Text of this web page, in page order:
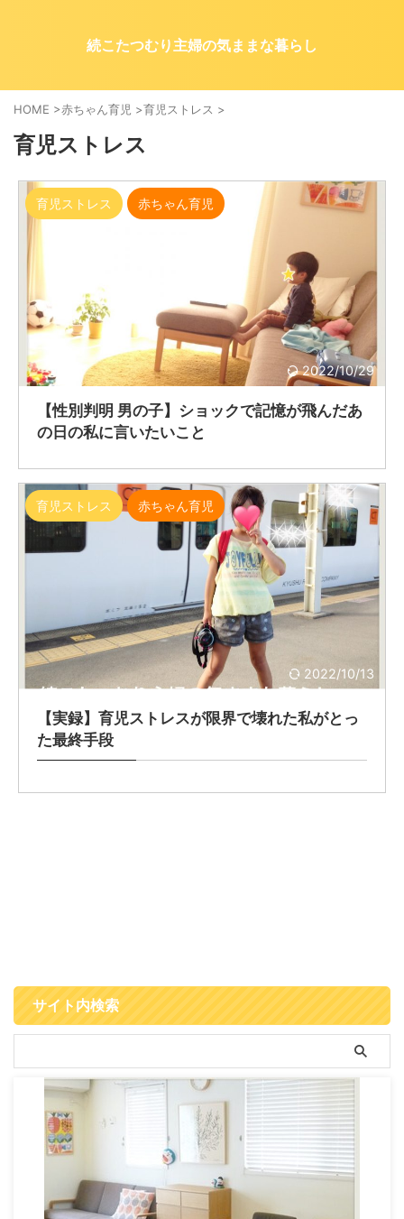
続こたつむり主婦の気ままな暮らし
HOME >赤ちゃん育児 >育児ストレス >
育児ストレス
2022/10/29
育児ストレス 赤ちゃん育児
【性別判明 男の子】ショックで記憶が飛んだあ
の日の私に言いたいこと
2022/10/13
育児ストレス 赤ちゃん育児
【実録】育児ストレスが限界で壊れた私がとっ
た最終手段
サイト内検索